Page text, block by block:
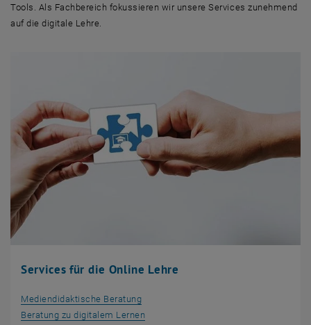
Trainingsangebote
Studieneingang, Studienwahl
Tools. Als Fachbereich fokussieren wir unsere Services zunehmend
auf die digitale Lehre.
Services für die Online Lehre
Mediendidaktische Beratung
Beratung zu digitalem Lernen